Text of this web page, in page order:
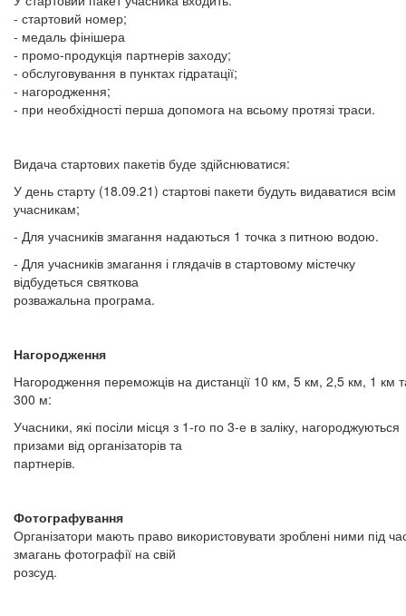
- стартовий номер;
- медаль фінішера
- промо-продукція партнерів заходу;
- обслуговування в пунктах гідратації;
- нагородження;
- при необхідності перша допомога на всьому протязі траси.
Видача стартових пакетів буде здійснюватися:
У день старту (18.09.21) стартові пакети будуть видаватися всім
учасникам;
- Для учасників змагання надаються 1 точка з питною водою.
- Для учасників змагання і глядачів в стартовому містечку
відбудеться святкова
розважальна програма.
Нагородження
Нагородження переможців на дистанції 10 км, 5 км, 2,5 км, 1 км
300 м:
Учасники, які посіли місця з 1-го по 3-е в заліку, нагороджуються
призами від організаторів та
партнерів.
Фотографування
Організатори мають право використовувати зроблені ними під
змагань фотографії на свій
розсуд.